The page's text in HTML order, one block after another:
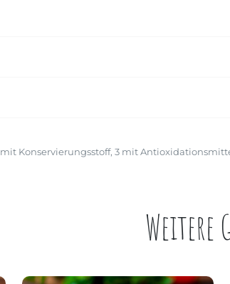
mit Konservierungsstoff, 3 mit
Weitere